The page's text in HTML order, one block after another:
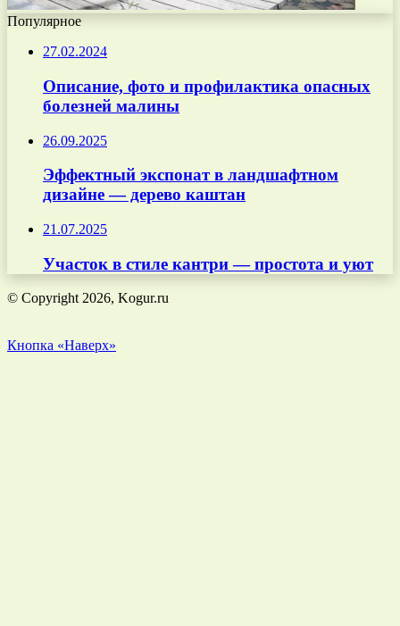
Популярное
27.02.2024
Описание, фото и профилактика опасных
болезней малины
26.09.2025
Эффектный экспонат в ландшафтном
дизайне — дерево каштан
21.07.2025
Участок в стиле кантри — простота и уют
© Copyright 2026, Kogur.ru
Кнопка «Наверх»